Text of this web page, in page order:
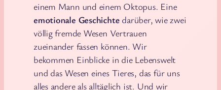
einem Mann und einem Oktopus. Eine
emotionale Geschichte darüber, wie zwei
völlig fremde Wesen Vertrauen
zueinander fassen können. Wir
bekommen Einblicke in die Lebenswelt
und das Wesen eines Tieres, das für uns
alles andere als alltäglich ist. Und wir